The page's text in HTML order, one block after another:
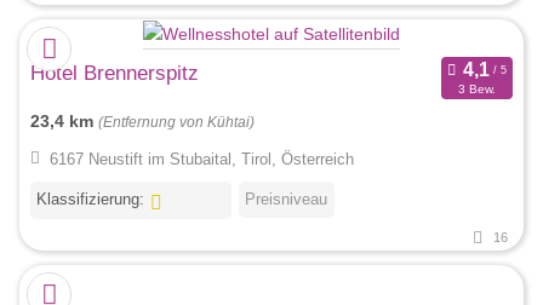
Hotel Brennerspitz
3 Bew.
23,4 km (Entfernung von Kühtai)
6167 Neustift im Stubaital, Tirol, Österreich
Klassifizierung: Preisniveau
16